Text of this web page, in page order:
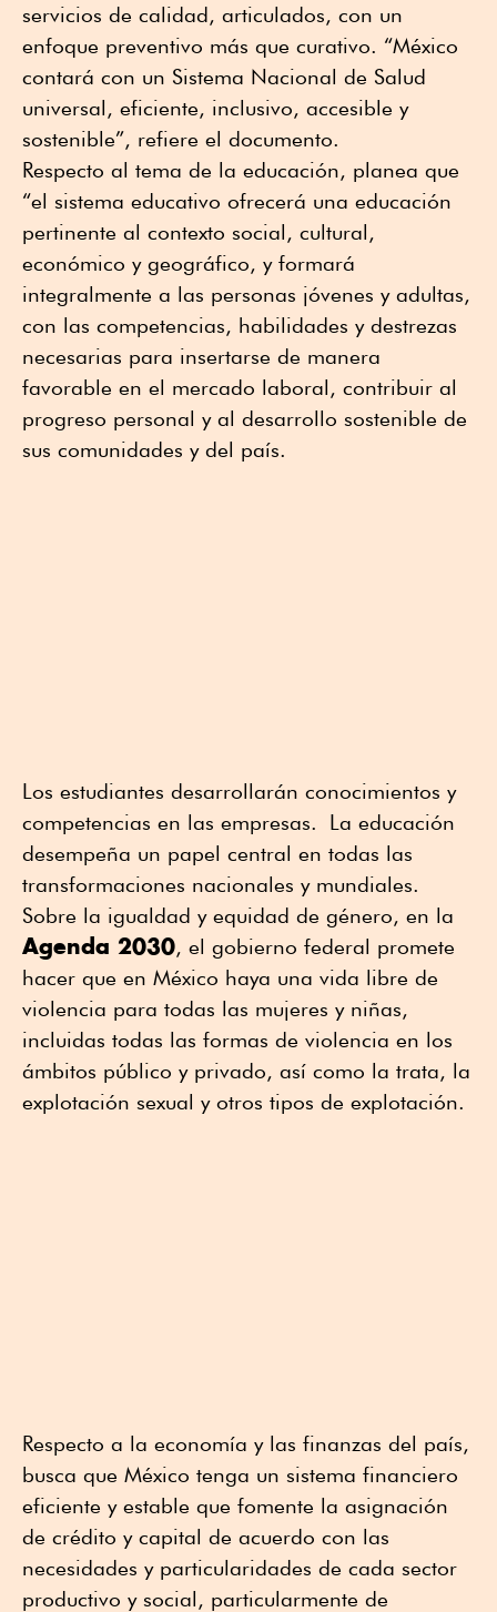
servicios de calidad, articulados, con un
enfoque preventivo más que curativo. “México
contará con un Sistema Nacional de Salud
universal, eficiente, inclusivo, accesible y
sostenible”, refiere el documento.
Respecto al tema de la educación, planea que
“el sistema educativo ofrecerá una educación
pertinente al contexto social, cultural,
económico y geográfico, y formará
integralmente a las personas jóvenes y adultas,
con las competencias, habilidades y destrezas
necesarias para insertarse de manera
favorable en el mercado laboral, contribuir al
progreso personal y al desarrollo sostenible de
sus comunidades y del país.
Los estudiantes desarrollarán conocimientos y
competencias en las empresas. La educación
desempeña un papel central en todas las
transformaciones nacionales y mundiales.
Sobre la igualdad y equidad de género, en la
Agenda 2030, el gobierno federal promete
hacer que en México haya una vida libre de
violencia para todas las mujeres y niñas,
incluidas todas las formas de violencia en los
ámbitos público y privado, así como la trata, la
explotación sexual y otros tipos de explotación.
Respecto a la economía y las finanzas del país,
busca que México tenga un sistema financiero
eficiente y estable que fomente la asignación
de crédito y capital de acuerdo con las
necesidades y particularidades de cada sector
productivo y social, particularmente de